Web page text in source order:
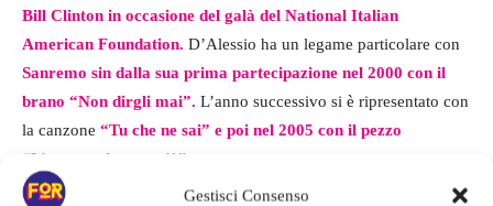
Gestisci Consenso
Bill Clinton in occasione del galà del National Italian
American Foundation. D’Alessio ha un legame particolare con
Sanremo sin dalla sua prima partecipazione nel 2000 con il
brano “Non dirgli mai”. L’anno successivo si è ripresentato con
la canzone “Tu che ne sai” e poi nel 2005 con il pezzo
“L’amore che non c’è”.